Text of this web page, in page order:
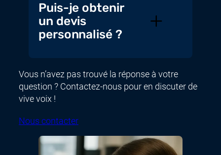
Puis-je obtenir
un devis
personnalisé ?
Vous n’avez pas trouvé la réponse à votre
question ? Contactez-nous pour en discuter de
vive voix !
Nous contacter